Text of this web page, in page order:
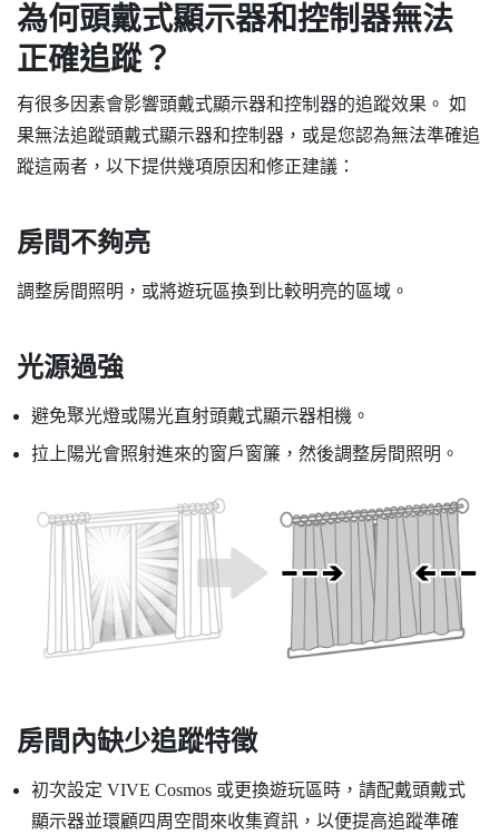
為何頭戴式顯示器和控制器無法
正確追蹤？
有很多因素會影響頭戴式顯示器和控制器的追蹤效果。 如
果無法追蹤頭戴式顯示器和控制器，或是您認為無法準確追
蹤這兩者，以下提供幾項原因和修正建議：
房間不夠亮
調整房間照明，或將遊玩區換到比較明亮的區域。
光源過強
避免聚光燈或陽光直射頭戴式顯示器相機。
拉上陽光會照射進來的窗戶窗簾，然後調整房間照明。
房間內缺少追蹤特徵
初次設定 VIVE Cosmos或更換遊玩區時，請配戴頭戴式
顯示器並環顧四周空間來收集資訊，以便提高追蹤準確